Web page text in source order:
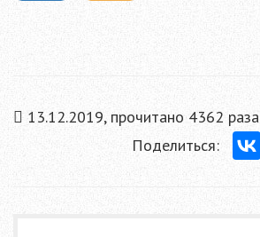
13.12.2019, прочитано 4362 раза
Поделиться: